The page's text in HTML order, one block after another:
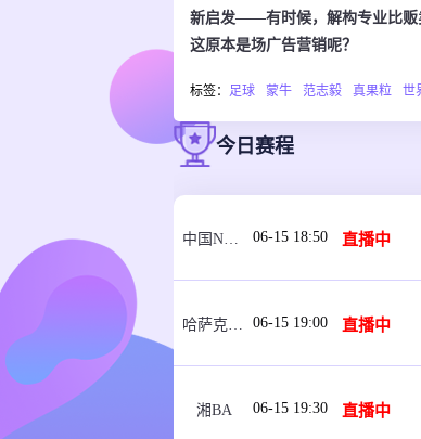
新启发——有时候，解构专业比贩
这原本是场广告营销呢？
标签： 足球 蒙牛 范志毅 真果粒 世
今日赛程
中国NBL U21 06-15 18:50 直播中
哈萨克女超 06-15 19:00 直播中
湘BA 06-15 19:30 直播中